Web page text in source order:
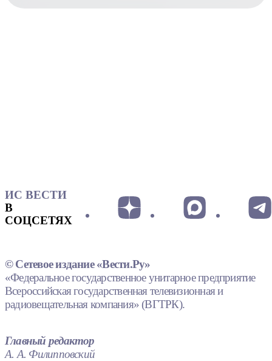
ИС ВЕСТИ
В
СОЦСЕТЯХ
© Сетевое издание «Вести.Ру»
«Федеральное государственное унитарное предприятие
Всероссийская государственная телевизионная и
радиовещательная компания» (ВГТРК).
Главный редактор
А. А. Филипповский